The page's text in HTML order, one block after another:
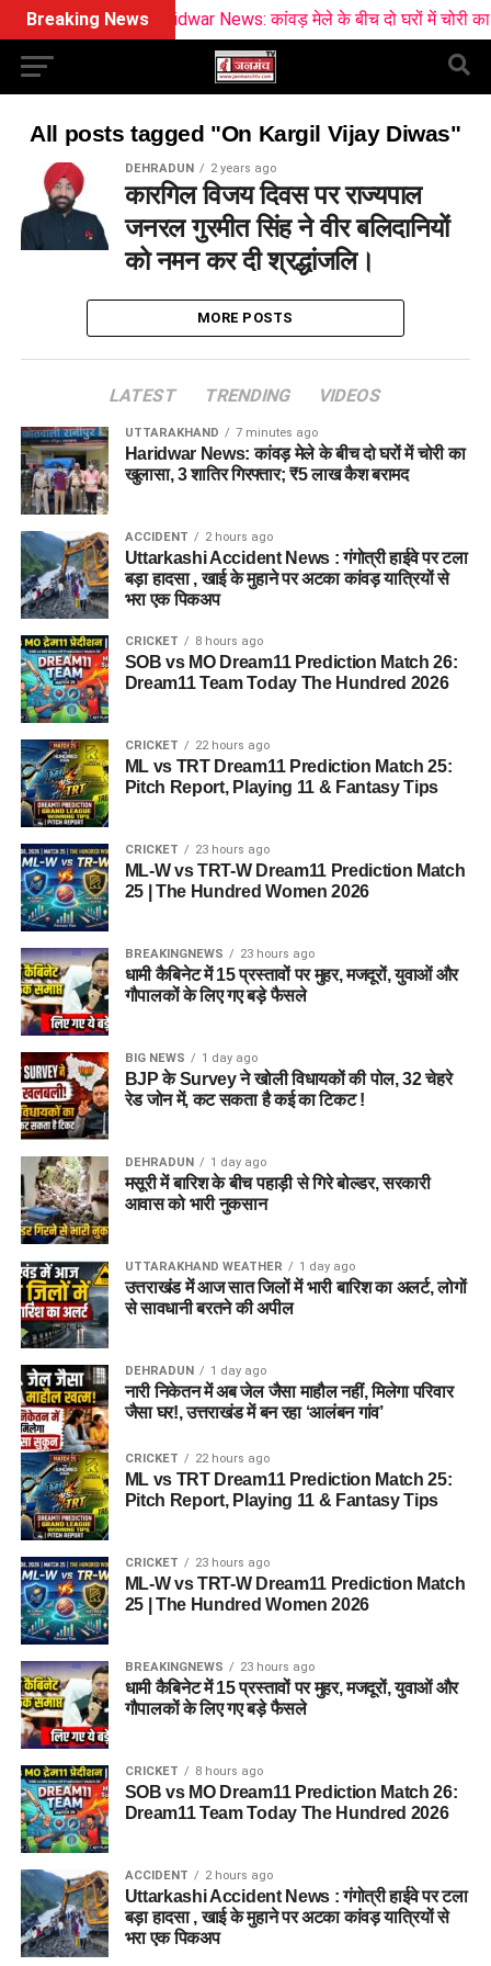
Breaking NewsHaridwar News: कांवड़ मेले के बीच दो घरों में चोरी का
All posts tagged "On Kargil Vijay Diwas"
DEHRADUN 2 years ago
कारगिल विजय दिवस पर राज्यपाल
जनरल गुरमीत सिंह ने वीर बलिदानियों
को नमन कर दी श्रद्धांजलि।
MORE POSTS
LATEST TRENDING VIDEOS
UTTARAKHAND 7 minutes ago
Haridwar News: कांवड़ मेले के बीच दो घरों में चोरी का
खुलासा, 3 शातिर गिरफ्तार; ₹5 लाख कैश बरामद
ACCIDENT 2 hours ago
Uttarkashi Accident News : गंगोत्री हाईवे पर टला
बड़ा हादसा , खाई के मुहाने पर अटका कांवड़ यात्रियों से
भरा एक पिकअप
CRICKET 8 hours ago
SOB vs MO Dream11 Prediction Match 26:
Dream11 Team Today The Hundred 2026
CRICKET 22 hours ago
ML vs TRT Dream11 Prediction Match 25:
Pitch Report, Playing 11 & Fantasy Tips
CRICKET 23 hours ago
ML-W vs TRT-W Dream11 Prediction Match
25 | The Hundred Women 2026
BREAKINGNEWS 23 hours ago
धामी कैबिनेट में 15 प्रस्तावों पर मुहर, मजदूरों, युवाओं और
गौपालकों के लिए गए बड़े फैसले
BIG NEWS 1 day ago
BJP के Survey ने खोली विधायकों की पोल, 32 चेहरे
रेड जोन में, कट सकता है कई का टिकट !
DEHRADUN 1 day ago
मसूरी में बारिश के बीच पहाड़ी से गिरे बोल्डर, सरकारी
आवास को भारी नुकसान
UTTARAKHAND WEATHER 1 day ago
उत्तराखंड में आज सात जिलों में भारी बारिश का अलर्ट, लोगों
से सावधानी बरतने की अपील
DEHRADUN 1 day ago
नारी निकेतन में अब जेल जैसा माहौल नहीं, मिलेगा परिवार
जैसा घर!, उत्तराखंड में बन रहा ‘आलंबन गांव’
CRICKET 22 hours ago
ML vs TRT Dream11 Prediction Match 25:
Pitch Report, Playing 11 & Fantasy Tips
CRICKET 23 hours ago
ML-W vs TRT-W Dream11 Prediction Match
25 | The Hundred Women 2026
BREAKINGNEWS 23 hours ago
धामी कैबिनेट में 15 प्रस्तावों पर मुहर, मजदूरों, युवाओं और
गौपालकों के लिए गए बड़े फैसले
CRICKET 8 hours ago
SOB vs MO Dream11 Prediction Match 26:
Dream11 Team Today The Hundred 2026
ACCIDENT 2 hours ago
Uttarkashi Accident News : गंगोत्री हाईवे पर टला
बड़ा हादसा , खाई के मुहाने पर अटका कांवड़ यात्रियों से
भरा एक पिकअप